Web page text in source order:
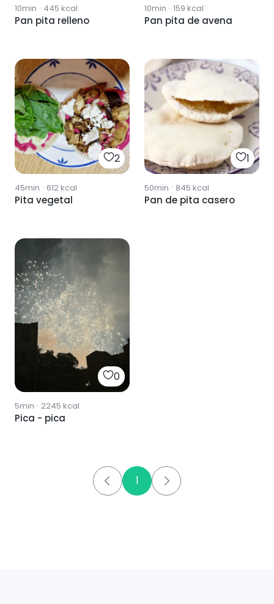
10min · 445 kcal
Pan pita relleno
10min · 159 kcal
Pan pita de avena
2
45min · 612kcal
Pita vegetal
1
50min · 845 kcal
Pan de pita casero
0
5min · 2245 kcal
Pica - pica
1